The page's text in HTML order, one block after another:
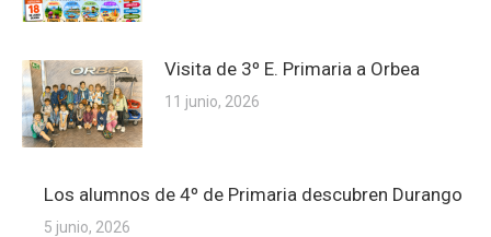
Visita de 3º E. Primaria a Orbea
11 junio, 2026
Los alumnos de 4º de Primaria descubren Durango
5 junio, 2026